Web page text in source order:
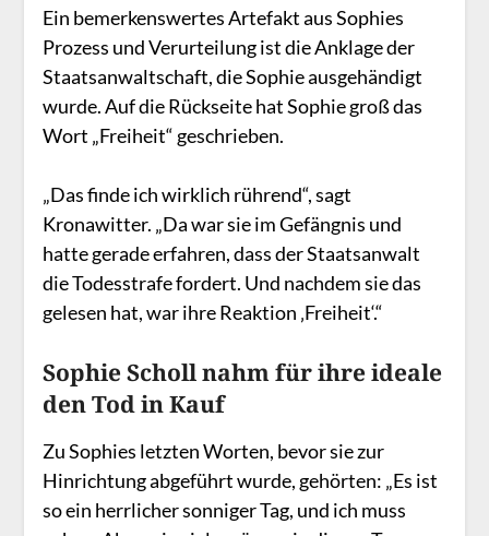
Ein bemerkenswertes Artefakt aus Sophies
Prozess und Verurteilung ist die Anklage der
Staatsanwaltschaft, die Sophie ausgehändigt
wurde. Auf die Rückseite hat Sophie groß das
Wort „Freiheit“ geschrieben.
„Das finde ich wirklich rührend“, sagt
Kronawitter. „Da war sie im Gefängnis und
hatte gerade erfahren, dass der Staatsanwalt
die Todesstrafe fordert. Und nachdem sie das
gelesen hat, war ihre Reaktion ‚Freiheit‘.“
Sophie Scholl nahm für ihre ideale
den Tod in Kauf
Zu Sophies letzten Worten, bevor sie zur
Hinrichtung abgeführt wurde, gehörten: „Es ist
so ein herrlicher sonniger Tag, und ich muss